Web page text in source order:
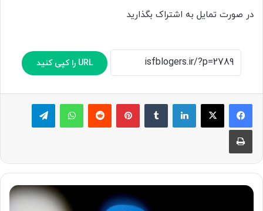
در صورت تمایل به اشتراک بگذارید
URL را کپی کنید
لینکدین پینترست ‫رددیت واتس آپ
چاپ
ف